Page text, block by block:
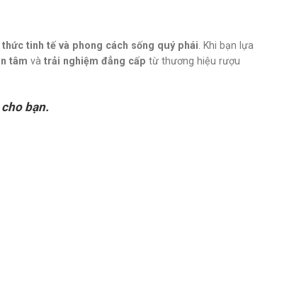
tinh tế và phong cách sống quý phái. Khi bạn lựa
tâm và trải nghiệm đẳng cấp từ thương hiệu rượu
bạn.